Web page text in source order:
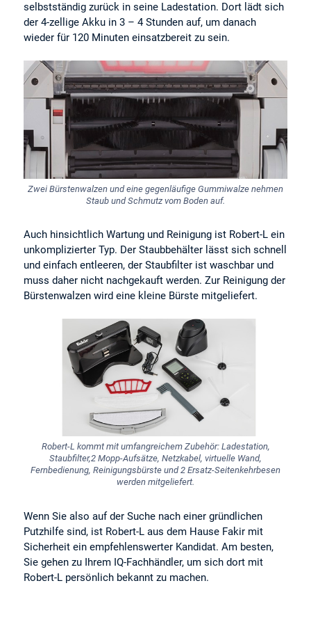
selbstständig zurück in seine Ladestation. Dort lädt sich
der 4-zellige Akku in 3 – 4 Stunden auf, um danach
wieder für 120 Minuten einsatzbereit zu sein.
Zwei Bürstenwalzen und eine gegenläufige Gummiwalze nehmen
Staub und Schmutz vom Boden auf.
Auch hinsichtlich Wartung und Reinigung ist Robert-L ein
unkomplizierter Typ. Der Staubbehälter lässt sich schnell
und einfach entleeren, der Staubfilter ist waschbar und
muss daher nicht nachgekauft werden. Zur Reinigung der
Bürstenwalzen wird eine kleine Bürste mitgeliefert.
Robert-L kommt mit umfangreichem Zubehör: Ladestation,
Staubfilter,2 Mopp-Aufsätze, Netzkabel, virtuelle Wand,
Fernbedienung, Reinigungsbürste und 2 Ersatz-Seitenkehrbesen
werden mitgeliefert.
Wenn Sie also auf der Suche nach einer gründlichen
Putzhilfe sind, ist Robert-L aus dem Hause Fakir mit
Sicherheit ein empfehlenswerter Kandidat. Am besten,
Sie gehen zu Ihrem IQ-Fachhändler, um sich dort mit
Robert-L persönlich bekannt zu machen.